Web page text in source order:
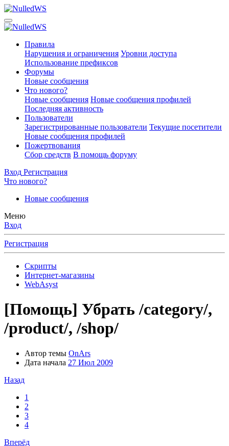
Правила
Нарушения и ограничения Уровни доступа
Использование префиксов
Форумы
Новые сообщения
Что нового?
Новые сообщения Новые сообщения профилей
Последняя активность
Пользователи
Зарегистрированные пользователи Текущие посетители
Новые сообщения профилей
Пожертвования
Сбор средств В помощь форуму
Вход Регистрация
Что нового?
Новые сообщения
Меню
Вход
Регистрация
Скрипты
Интернет-магазины
WebAsyst
[Помощь] Убрать /category/,
/product/, /shop/
Автор темы OnArs
Дата начала 27 Июл 2009
Назад
1
2
3
4
Вперёд